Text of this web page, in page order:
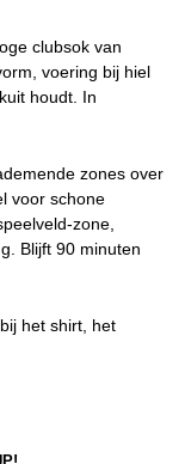
clubsok van
voering bij hiel
houdt. In
zones over
voor schone
zone,
Blijft 90 minuten
het shirt, het